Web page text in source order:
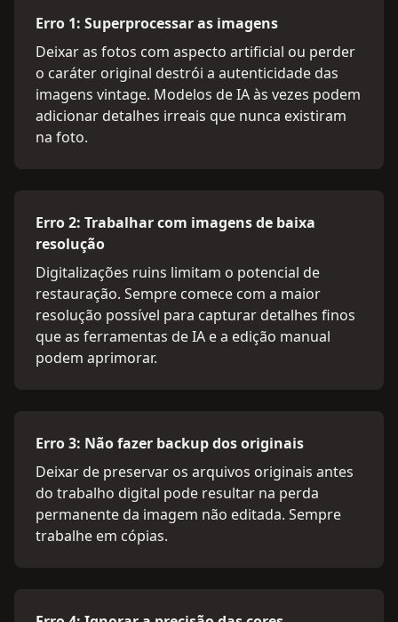
Erro 1: Superprocessar as imagens
Deixar as fotos com aspecto artificial ou perder
o caráter original destrói a autenticidade das
imagens vintage. Modelos de IA às vezes podem
adicionar detalhes irreais que nunca existiram
na foto.
Erro 2: Trabalhar com imagens de baixa
resolução
Digitalizações ruins limitam o potencial de
restauração. Sempre comece com a maior
resolução possível para capturar detalhes finos
que as ferramentas de IA e a edição manual
podem aprimorar.
Erro 3: Não fazer backup dos originais
Deixar de preservar os arquivos originais antes
do trabalho digital pode resultar na perda
permanente da imagem não editada. Sempre
trabalhe em cópias.